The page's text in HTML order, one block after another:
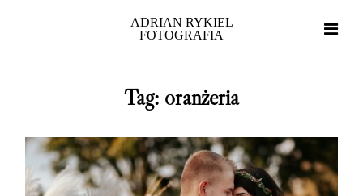
ADRIAN RYKIEL
FOTOGRAFIA
Tag: oranżeria
Portfolio
O mnie